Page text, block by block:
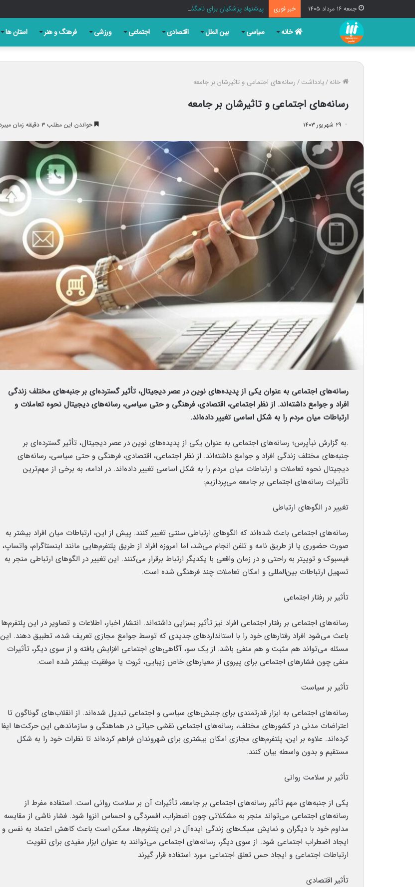
جمعه ۱۶ مرداد ۱۴۰۵ خبر فوری پیشنهاد پزشکیان برای نامگذاری روز تبریز به بهانه سالروز مشروطه
خانه سیاسی بین الملل اقتصادی اجتماعی ورزشی فرهنگ و هنر استان ها
خانه/یادداشت/رسانه‌های اجتماعی و تاثیرشان بر جامعه
رسانه‌های اجتماعی و تاثیرشان بر جامعه
۲۹ شهریور ۱۴۰۳ خواندن این مطلب ۳ دقیقه زمان میبرد
رسانه‌های اجتماعی به عنوان یکی از پدیده‌های نوین در عصر دیجیتال، تأثیر گسترده‌ای بر جنبه‌های مختلف زندگی
افراد و جوامع داشته‌اند. از نظر اجتماعی، اقتصادی، فرهنگی و حتی سیاسی، رسانه‌های دیجیتال نحوه تعاملات و
ارتباطات میان مردم را به شکل اساسی تغییر داده‌اند.
.به گزارش نبأپرس؛ رسانه‌های اجتماعی به عنوان یکی از پدیده‌های نوین در عصر دیجیتال، تأثیر گسترده‌ای بر
جنبه‌های مختلف زندگی افراد و جوامع داشته‌اند. از نظر اجتماعی، اقتصادی، فرهنگی و حتی سیاسی، رسانه‌های
دیجیتال نحوه تعاملات و ارتباطات میان مردم را به شکل اساسی تغییر داده‌اند. در ادامه، به برخی از مهم‌ترین
تأثیرات رسانه‌های اجتماعی بر جامعه می‌پردازیم:
تغییر در الگوهای ارتباطی
رسانه‌های اجتماعی باعث شده‌اند که الگوهای ارتباطی سنتی تغییر کنند. پیش از این، ارتباطات میان افراد بیشتر به
صورت حضوری یا از طریق نامه و تلفن انجام می‌شد، اما امروزه افراد از طریق پلتفرم‌هایی مانند اینستاگرام، واتساپ،
فیسبوک و توییتر به راحتی و در زمان واقعی با یکدیگر ارتباط برقرار می‌کنند. این تغییر در الگوهای ارتباطی منجر به
تسهیل ارتباطات بین‌المللی و امکان تعاملات چند فرهنگی شده است.
تأثیر بر رفتار اجتماعی
رسانه‌های اجتماعی بر رفتار اجتماعی افراد نیز تأثیر بسزایی داشته‌اند. انتشار اخبار، اطلاعات و تصاویر در این پلتفرم‌ها
باعث می‌شود افراد رفتارهای خود را با استانداردهای جدیدی که توسط جوامع مجازی تعریف شده، تطبیق دهند. این
مسئله می‌تواند هم مثبت و هم منفی باشد. از یک سو، آگاهی‌های اجتماعی افزایش یافته و از سوی دیگر، تأثیرات
منفی چون فشارهای اجتماعی برای پیروی از معیارهای خاص زیبایی، ثروت یا موفقیت بیشتر شده است.
تأثیر بر سیاست
رسانه‌های اجتماعی به ابزار قدرتمندی برای جنبش‌های سیاسی و اجتماعی تبدیل شده‌اند. از انقلاب‌های گوناگون تا
اعتراضات مدنی در کشورهای مختلف، رسانه‌های اجتماعی نقشی حیاتی در هماهنگی و سازماندهی این حرکت‌ها ایفا
کرده‌اند. علاوه بر این، پلتفرم‌های مجازی امکان بیشتری برای شهروندان فراهم کرده‌اند تا نظرات خود را به شکل
مستقیم و بدون واسطه بیان کنند.
تأثیر بر سلامت روانی
یکی از جنبه‌های مهم تأثیر رسانه‌های اجتماعی بر جامعه، تأثیرات آن بر سلامت روانی است. استفاده مفرط از
رسانه‌های اجتماعی می‌تواند منجر به مشکلاتی چون اضطراب، افسردگی و احساس انزوا شود. فشار ناشی از مقایسه
مداوم خود با دیگران و نمایش سبک‌های زندگی ایده‌آل در این پلتفرم‌ها، ممکن است باعث کاهش اعتماد به نفس و
ایجاد اضطراب اجتماعی شود. از سوی دیگر، رسانه‌های اجتماعی می‌توانند به عنوان ابزار مفیدی برای تقویت
ارتباطات اجتماعی و ایجاد حس تعلق اجتماعی مورد استفاده قرار گیرند
تأثیر اقتصادی